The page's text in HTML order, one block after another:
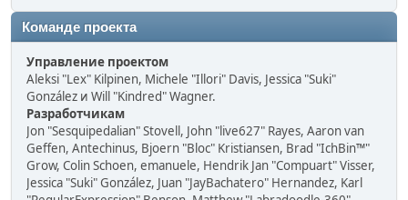
Команде проекта
Управление проектом
Aleksi "Lex" Kilpinen, Michele "Illori" Davis, Jessica "Suki"
González и Will "Kindred" Wagner.
Разработчикам
Jon "Sesquipedalian" Stovell, John "live627" Rayes, Aaron van
Geffen, Antechinus, Bjoern "Bloc" Kristiansen, Brad "IchBin™"
Grow, Colin Schoen, emanuele, Hendrik Jan "Compuart" Visser,
Jessica "Suki" González, Juan "JayBachatero" Hernandez, Karl